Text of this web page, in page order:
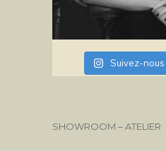
Suivez-
SHOWROOM – ATELIER